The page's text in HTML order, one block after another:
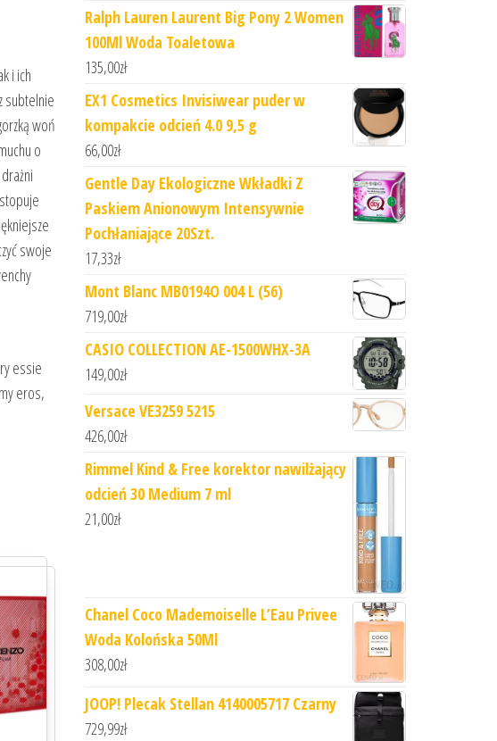
i ich
subtelnie
woń
o
swoje
essie
eros,
Ralph Lauren Laurent Big Pony 2 Women
100Ml Woda Toaletowa
135,00zł
EX1 Cosmetics Invisiwear puder w
kompakcie odcień 4.0 9,5 g
66,00zł
Gentle Day Ekologiczne Wkładki Z
Paskiem Anionowym Intensywnie
Pochłaniające 20Szt.
17,33zł
Mont Blanc MB0194O 004 L (56)
719,00zł
CASIO COLLECTION AE-1500WHX-3A
149,00zł
Versace VE3259 5215
426,00zł
Rimmel Kind & Free korektor nawilżający
odcień 30 Medium 7 ml
21,00zł
Chanel Coco Mademoiselle L’Eau Privee
Woda Kolońska 50Ml
308,00zł
JOOP! Plecak Stellan 4140005717 Czarny
729,99zł